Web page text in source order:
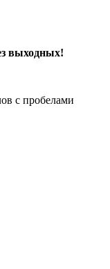
выходных!
с пробелами